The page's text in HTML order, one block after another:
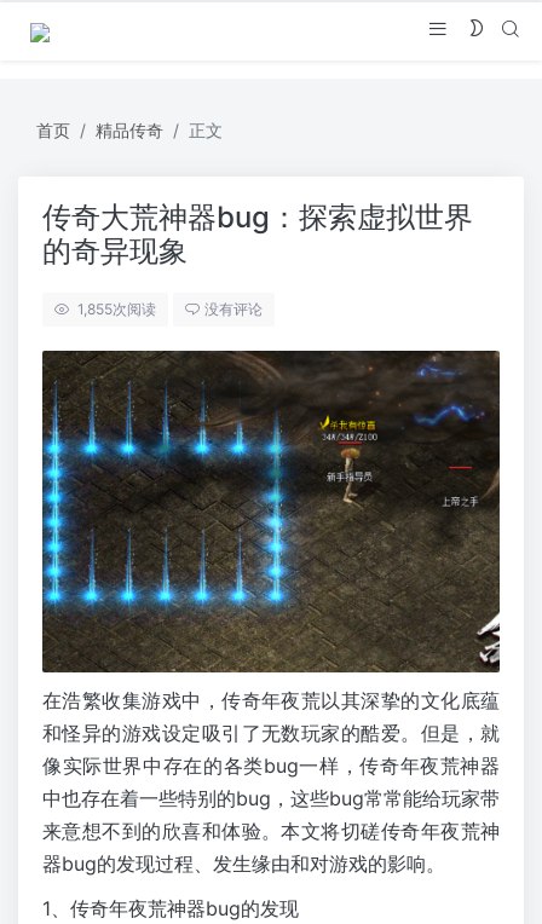
首页 精品传奇 正文
传奇大荒神器bug：探索虚拟世界
的奇异现象
1,855次阅读 没有评论
在浩繁收集游戏中，传奇年夜荒以其深挚的文化底蕴
和怪异的游戏设定吸引了无数玩家的酷爱。但是，就
像实际世界中存在的各类bug一样，传奇年夜荒神器
中也存在着一些特别的bug，这些bug常常能给玩家带
来意想不到的欣喜和体验。本文将切磋传奇年夜荒神
器bug的发现过程、发生缘由和对游戏的影响。
1、传奇年夜荒神器bug的发现